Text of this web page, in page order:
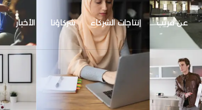
عن قريب إنتاجات الشركاء شركاؤنا الأخبار